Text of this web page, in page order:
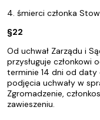
4. śmierci członka
§22
Od uchwał Zarządu i
przysługuje członkowi
terminie 14 dni od daty
podjęcia uchwały w
Zgromadzenie,
zawieszeniu.